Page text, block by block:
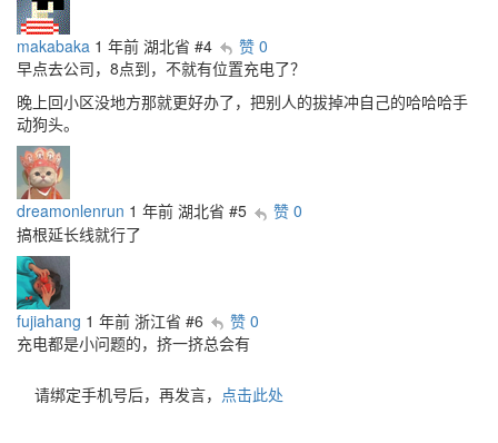
makabaka 1 年前 湖北省 #4
赞 0
早点去公司，8点到，不就有位置充电了？
晚上回小区没地方那就更好办了，把别人的拔掉冲自己的哈哈哈手
动狗头。
dreamonlenrun 1 年前 湖北省 #5
赞 0
搞根延长线就行了
fujiahang 1 年前 浙江省 #6
赞 0
充电都是小问题的，挤一挤总会有
请绑定手机号后，再发言， 点击此处